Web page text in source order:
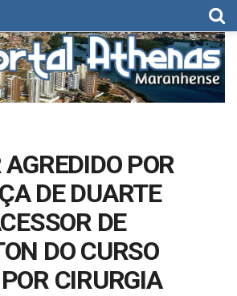
POR
DE DUARTE
DE
DO CURSO
CIRURGIA